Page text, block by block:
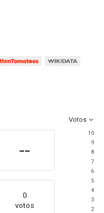
Votos
--
0
votos
10
9
8
7
6
5
4
3
2